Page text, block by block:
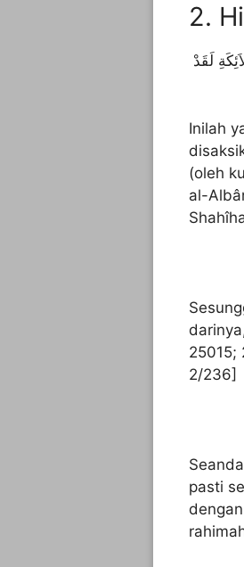
2.
لَقَدْ
Inilah
(oleh
al-
25015;
2/236]
pasti